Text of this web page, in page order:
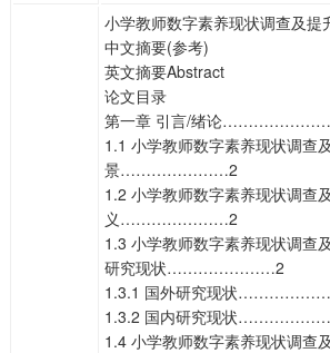
小学教师数字素养现状调查及提
中文摘要(参考)
英文摘要Abstract
论文目录
第一章 引言/绪论
1.1 小学教师数字素养现状调查
景…………………2
1.2 小学教师数字素养现状调查
义…………………2
1.3 小学教师数字素养现状调查
研究现状…………………2
1.3.1 国外研究现状
1.3.2 国内研究现状
1.4 小学教师数字素养现状调查